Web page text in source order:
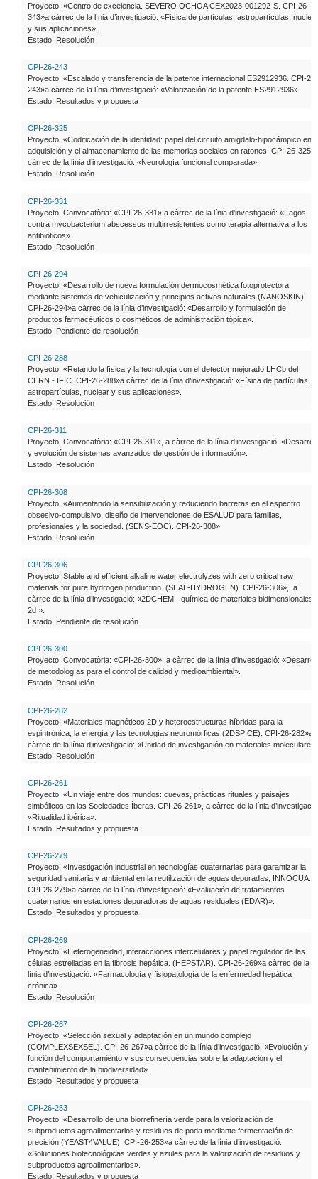
Proyecto: «Centro de excelencia. SEVERO OCHOA CEX2023-001292-S. CPI-26-
343»a càrrec de la línia d’investigació: «Física de partículas, astropartículas, nuclear
y sus aplicaciones».
Estado: Resolución
CPI-26-243
Proyecto: «Escalado y transferencia de la patente internacional ES2912936. CPI-26-
243»a càrrec de la línia d’investigació: «Valorización de la patente ES2912936».
Estado: Resultados y propuesta
CPI-26-325
Proyecto: «Codificación de la identidad: papel del circuito amigdalo-hipocámpico en
adquisición y el almacenamiento de las memorias sociales en ratones. CPI-26-
càrrec de la línia d’investigació: «Neurología funcional comparada»
Estado: Resolución
CPI-26-331
Proyecto: Convocatòria: «CPI-26-331» a càrrec de la línia d’investigació: «Fagos
contra mycobacterium abscessus multirresistentes como terapia alternativa a los
antibióticos».
Estado: Resolución
CPI-26-294
Proyecto: «Desarrollo de nueva formulación dermocosmética fotoprotectora
mediante sistemas de vehiculización y principios activos naturales (NANOSKIN).
CPI-26-294»a càrrec de la línia d’investigació: «Desarrollo y formulación de
productos farmacéuticos o cosméticos de administración tópica».
Estado: Pendiente de resolución
CPI-26-288
Proyecto: «Retando la física y la tecnología con el detector mejorado LHCb del
CERN - IFIC. CPI-26-288»a càrrec de la línia d’investigació: «Física de partículas,
astropartículas, nuclear y sus aplicaciones».
Estado: Resolución
CPI-26-311
Proyecto: Convocatòria: «CPI-26-311», a càrrec de la línia d’investigació:
y evolución de sistemas avanzados de gestión de información».
Estado: Resolución
CPI-26-308
Proyecto: «Aumentando la sensibilización y reduciendo barreras en el espectro
obsesivo-compulsivo: diseño de intervenciones de ESALUD para familias,
profesionales y la sociedad. (SENS-EOC). CPI-26-308»
Estado: Resolución
CPI-26-306
Proyecto: Stable and efficient alkaline water electrolyzes with zero critical raw
materials for pure hydrogen production. (SEAL-HYDROGEN). CPI-26-306»,, a
càrrec de la línia d’investigació: «2DCHEM - química de materiales bidimensionales
2d ».
Estado: Pendiente de resolución
CPI-26-300
Proyecto: Convocatòria: «CPI-26-300», a càrrec de la línia d’investigació:
de metodologías para el control de calidad y medioambiental».
Estado: Resolución
CPI-26-282
Proyecto: «Materiales magnéticos 2D y heteroestructuras híbridas para la
espintrónica, la energía y las tecnologías neuromórficas (2DSPICE). CPI-26-282»a
càrrec de la línia d’investigació: «Unidad de investigación en materiales
Estado: Resolución
CPI-26-261
Proyecto: «Un viaje entre dos mundos: cuevas, prácticas rituales y paisajes
simbólicos en las Sociedades Íberas. CPI-26-261», a càrrec de la línia
«Ritualidad ibérica».
Estado: Resultados y propuesta
CPI-26-279
Proyecto: «Investigación industrial en tecnologías cuaternarias para garantizar la
seguridad sanitaria y ambiental en la reutilización de aguas depuradas, INNOCUA.
CPI-26-279»a càrrec de la línia d’investigació: «Evaluación de tratamientos
cuaternarios en estaciones depuradoras de aguas residuales (EDAR)».
Estado: Resultados y propuesta
CPI-26-269
Proyecto: «Heterogeneidad, interacciones intercelulares y papel regulador de las
células estrelladas en la fibrosis hepática. (HEPSTAR). CPI-26-269»a càrrec de la
línia d’investigació: «Farmacología y fisiopatología de la enfermedad hepática
crónica».
Estado: Resolución
CPI-26-267
Proyecto: «Selección sexual y adaptación en un mundo complejo
(COMPLEXSEXSEL). CPI-26-267»a càrrec de la línia d’investigació: «Evolución y
función del comportamiento y sus consecuencias sobre la adaptación y el
mantenimiento de la biodiversidad».
Estado: Resultados y propuesta
CPI-26-253
Proyecto: «Desarrollo de una biorrefinería verde para la valorización de
subproductos agroalimentarios y residuos de poda mediante fermentación de
precisión (YEAST4VALUE). CPI-26-253»a càrrec de la línia d’investigació:
«Soluciones biotecnológicas verdes y azules para la valorización de residuos y
subproductos agroalimentarios».
Estado: Resultados y propuesta